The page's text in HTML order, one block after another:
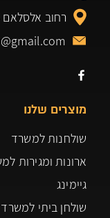
מוצרים שלנו
שולחנות למשרד
ארונות ומגירות
גיימינג
שולחן ביתי למשרד
רחוב אלסלאם 74 כפר ברא